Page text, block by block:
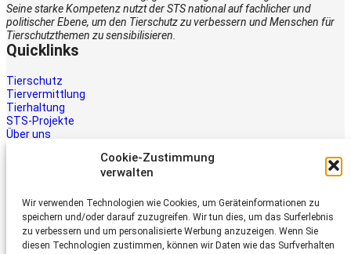
Cookie-Zustimmung
verwalten
Wir verwenden Technologien wie Cookies, um Geräteinformationen zu
speichern und/oder darauf zuzugreifen. Wir tun dies, um das Surferlebnis
zu verbessern und um personalisierte Werbung anzuzeigen. Wenn Sie
diesen Technologien zustimmen, können wir Daten wie das Surfverhalten
Seine starke Kompetenz nutzt der STS national auf fachlicher und
politischer Ebene, um den Tierschutz zu verbessern und Menschen für
Tierschutzthemen zu sensibilisieren.
Quicklinks
Tierschutz
Tiervermittlung
Tierhaltung
STS-Projekte
Über uns
Tiere brauchen Hilfe – auch Ihre.
Unterstützen Sie die Arbeit des
Schweizer Tierschutz STS.